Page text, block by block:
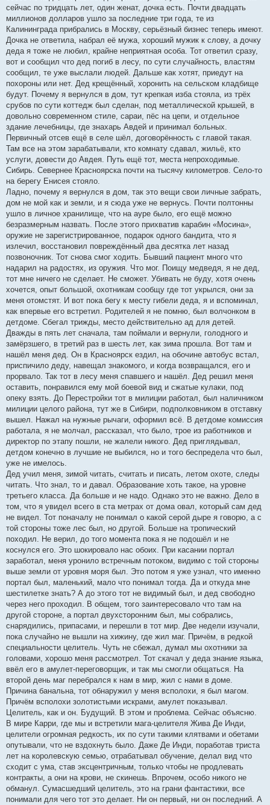
сейчас по тридцать лет, один женат, дочка есть. Почти двадцать
миллионов долларов ушло за последние три года, те из
Калининграда прибрались в Москву, серьёзный бизнес теперь имеют.
Дочка не ответила, набрал её мужа, хороший мужик к слову, а дочку
деда я тоже не любил, крайне неприятная особа. Тот ответил сразу,
вот и сообщил что дед погиб в лесу, по сути случайность, властям
сообщил, те уже выслали людей. Дальше как хотят, приедут на
похороны или нет. Дед крещённый, хоронить на сельском кладбище
будут. Почему я вернулся в дом, тут крепкая изба стояла, из трёх
срубов по сути коттедж был сделан, под металлической крышей, в
довольно современном стиле, сараи, пёс на цепи, и отдельное
здание лечебницы, где знахарь Авдей и принимал больных.
Первичный отсев ещё в селе шёл, договорённость с главой такая.
Там все на этом зарабатывали, кто комнату сдавал, жильё, кто
услуги, довести до Авдея. Путь ещё тот, места непроходимые.
Сибирь. Севернее Красноярска почти на тысячу километров. Село-то
на берегу Енисея стояло.
Ладно, почему я вернулся в дом, так это вещи свои личные забрать,
дом не мой как и земли, и я сюда уже не вернусь. Почти полтонны
ушло в личное хранилище, что на ауре было, его ещё можно
безразмерным назвать. После этого прихватив карабин «Мосина»,
оружие не зарегистрированное, подарок одного бандита, что я
излечил, восстановил повреждённый два десятка лет назад
позвоночник. Тот снова смог ходить. Бывший пациент много что
надарил на радостях, из оружия. Что мог. Поищу медведя, я не дед,
тот мне ничего не сделает. Не сможет. Убивать не буду, хотя очень
хочется, опыт большой, охотникам сообщу где тот укрылся, они за
меня отомстят. И вот пока бегу к месту гибели деда, я и вспоминал,
как впервые его встретил. Родителей я не помню, был волчонком в
детдоме. Сбегал трижды, место действительно ад для детей.
Дважды в пять лет сначала, там поймали и вернули, голодного и
замёрзшего, в третий раз в шесть лет, как зима прошла. Вот там и
нашёл меня дед. Он в Красноярск ездил, на обочине автобус встал,
приспичило деду, навещал знакомого, и когда возвращался, его и
прорвало. Так тот в лесу меня спавшего и нашёл. Дед решил меня
оставить, понравился ему мой боевой вид и сжатые кулаки, под
опеку взять. До Перестройки тот в милиции работал, был наличником
милиции целого района, тут же в Сибири, подполковником в отставку
вышел. Нажал на нужные рычаги, оформил всё. В детдоме комиссия
работала, я не молчал, рассказал, что было, трое из работников и
директор по этапу пошли, не жалели никого. Дед приглядывал,
детдом конечно в лучшие не выбился, но и того беспредела что был,
уже не имелось.
Дед учил меня, зимой читать, считать и писать, летом охоте, следы
читать. Что знал, то и давал. Образование хоть такое, на уровне
третьего класса. Да больше и не надо. Однако это не важно. Дело в
том, что я увидел всего в ста метрах от дома овал, который сам дед
не видел. Тот поначалу не понимал о какой серой дыре я говорю, а с
той стороны тоже лес был, но другой. Больше на тропический
походил. Не верил, до того момента пока я не подошёл и не
коснулся его. Это шокировало нас обоих. При касании портал
заработал, меня уронило встречным потоком, видимо с той стороны
выше земли от уровня моря был. Это потом я уже узнал, что именно
портал был, маленький, мало что понимал тогда. Да и откуда мне
шестилетке знать? А до этого тот не видимый был, и дед свободно
через него проходил. В общем, того заинтересовало что там на
другой стороне, а портал двухсторонним был, мы собрались,
снарядились, припасами, и перешли в тот мир. Две недели изучали,
пока случайно не вышли на хижину, где жил маг. Причём, в редкой
специальности целитель. Чуть не сбежал, думал мы охотники за
головами, хорошо меня рассмотрел. Тот скачал у деда знание языка,
ввёл его в амулет-переговорщик, и так мы смогли общаться. На
второй день маг перебрался к нам в мир, жил с нами в доме.
Причина банальна, тот обнаружил у меня всполохи, я был магом.
Причём всполохи золотистыми искрами, амулет показывал.
Целитель, как и он. Будущий. В этом и проблема. Сейчас объясню.
В мире Карри, где мы и встретили мага-целителя Жива Де Инди,
целители огромная редкость, их по сути такими клятвами и обетами
опутывали, что не вздохнуть было. Даже Де Инди, поработав триста
лет на королевскую семью, отрабатывал обучение, делал вид что
сходит с ума, став эксцентричным, только чтобы не продлевать
контракты, а они на крови, не скинешь. Впрочем, особо никого не
обманул. Сумасшедший целитель, это на грани фантастики, все
понимали для чего тот это делает. Ни он первый, ни он последний. А